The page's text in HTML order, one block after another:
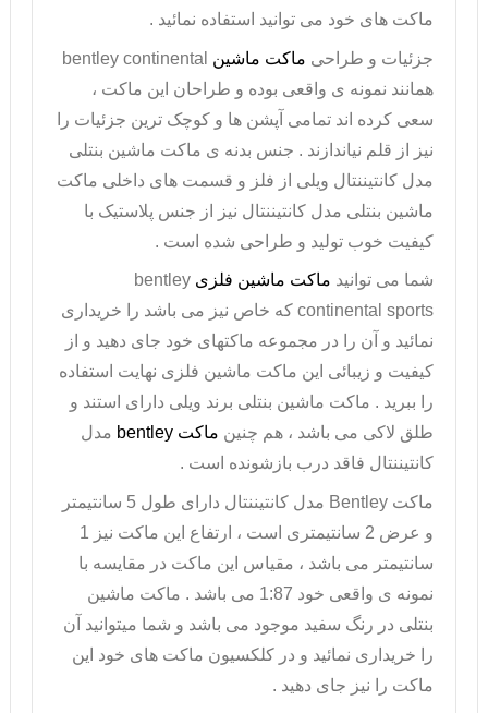
ماکت های خود می توانید استفاده نمائید .
جزئیات و طراحی ماکت ماشین bentley continental
همانند نمونه ی واقعی بوده و طراحان این ماکت ،
سعی کرده اند تمامی آپشن ها و کوچک ترین جزئیات را
نیز از قلم نیاندازند . جنس بدنه ی ماکت ماشین بنتلی
مدل کانتیننتال ویلی از فلز و قسمت های داخلی ماکت
ماشین بنتلی مدل کانتیننتال نیز از جنس پلاستیک با
کیفیت خوب تولید و طراحی شده است .
شما می توانید ماکت ماشین فلزی bentley
continental sports که خاص نیز می باشد را خریداری
نمائید و آن را در مجموعه ماکتهای خود جای دهید و از
کیفیت و زیبائی این ماکت ماشین فلزی نهایت استفاده
را ببرید . ماکت ماشین بنتلی برند ویلی دارای استند و
طلق لاکی می باشد ، هم چنین ماکت bentley مدل
کانتیننتال فاقد درب بازشونده است .
ماکت Bentley
مدل کانتیننتال دارای طول 5 سانتیمتر
و عرض 2 سانتیمتری است ، ارتفاع این ماکت نیز 1
سانتیمتر می باشد ، مقیاس این ماکت در مقایسه با
نمونه ی واقعی خود 1:87 می باشد . ماکت ماشین
بنتلی در رنگ سفید موجود می باشد و شما میتوانید آن
را خریداری نمائید و در کلکسیون ماکت های خود این
ماکت را نیز جای دهید .